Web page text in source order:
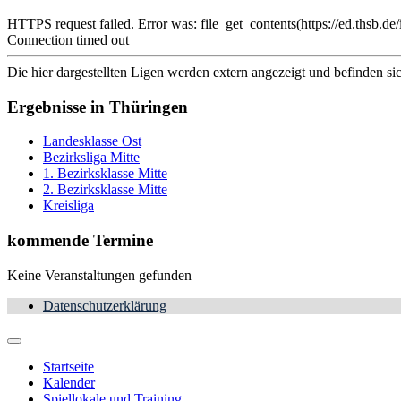
HTTPS request failed. Error was: file_get_contents(https://
Connection timed out
Die hier dargestellten Ligen werden extern angezeigt und befinden
Ergebnisse in Thüringen
Landesklasse Ost
Bezirksliga Mitte
1. Bezirksklasse Mitte
2. Bezirksklasse Mitte
Kreisliga
kommende Termine
Keine Veranstaltungen gefunden
Datenschutzerklärung
Startseite
Kalender